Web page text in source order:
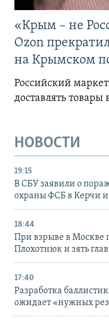
«Крым – не
Ozon
на Крымском
Российский
доставлять
НОВОСТИ
19:15
В СБУ заявили о
охраны ФСБ в Керчи
18:44
При взрыве в Москве
Плохотнюк и зять
17:40
Разработка
ожидает «нужных